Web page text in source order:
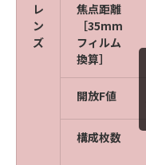
レ
ン
ズ
焦点距離
［35mm
フィルム
換算］
開放F値
構成枚数